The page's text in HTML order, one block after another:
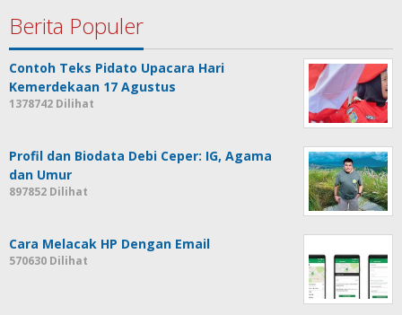
Berita Populer
Contoh Teks Pidato Upacara Hari
Kemerdekaan 17 Agustus
1378742 Dilihat
Profil dan Biodata Debi Ceper: IG, Agama
dan Umur
897852 Dilihat
Cara Melacak HP Dengan Email
570630 Dilihat